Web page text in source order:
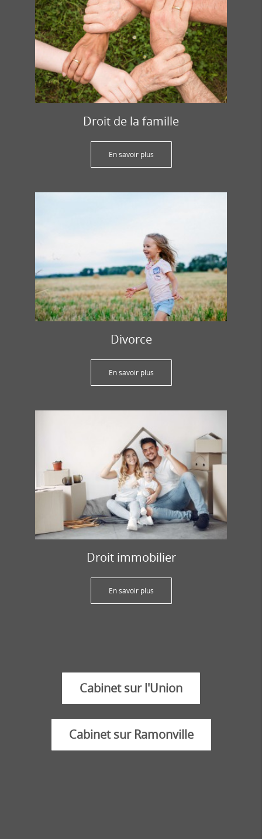
Droit de la famille
En savoir plus
Divorce
En savoir plus
Droit immobilier
En savoir plus
Cabinet sur l'Union
Cabinet sur Ramonville